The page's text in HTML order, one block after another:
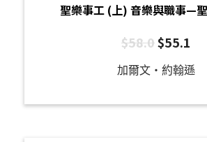
聖樂事工 (上) 音樂與職事—
$58.0$55.1
加爾文‧約翰遜